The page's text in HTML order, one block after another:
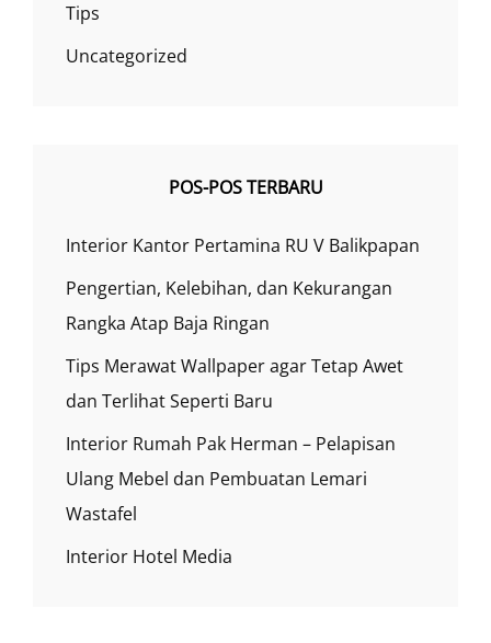
Tips
Uncategorized
POS-POS TERBARU
Interior Kantor Pertamina RU V Balikpapan
Pengertian, Kelebihan, dan Kekurangan
Rangka Atap Baja Ringan
Tips Merawat Wallpaper agar Tetap Awet
dan Terlihat Seperti Baru
Interior Rumah Pak Herman – Pelapisan
Ulang Mebel dan Pembuatan Lemari
Wastafel
Interior Hotel Media